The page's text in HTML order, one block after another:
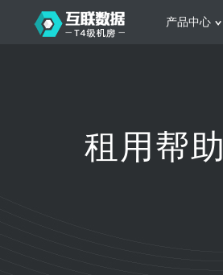
产品中心
日本服务器 新加坡服务器
根据不同规模的网站提供可定制化的架
构和 一站式协助租用帮助